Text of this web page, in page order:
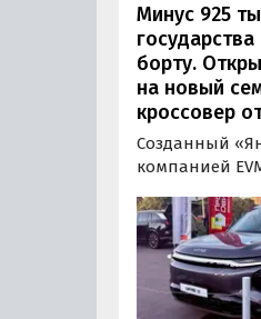
Минус 925
борту.
на новый
кроссовер
Созданный
компанией
на свою
-
кроссовер
приводом.
заказать в